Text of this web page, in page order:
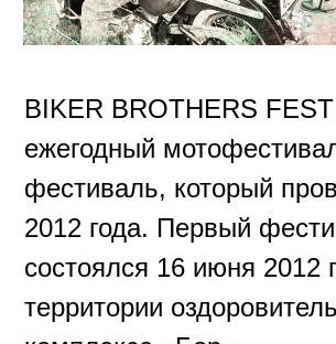
2012 года. Первый фестиваль
состоялся 16 июня 2012 года на
комплекса «Бор».
При создании концепции
мотофестиваля BBFest за основу
были взяты самые яркие и
интересные элементы лучших
европейских мотособытий. Это
позволило сформировать
насыщенную и разнообразную